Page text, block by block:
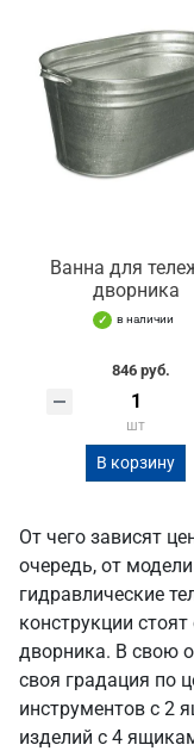
Ванна для
дворника
в наличии
846 руб.
шт
В корзину
От чего зависят
очередь, от
гидравлические
конструкции
дворника. В свою
своя градация по
инструментов с 2
изделий с 4